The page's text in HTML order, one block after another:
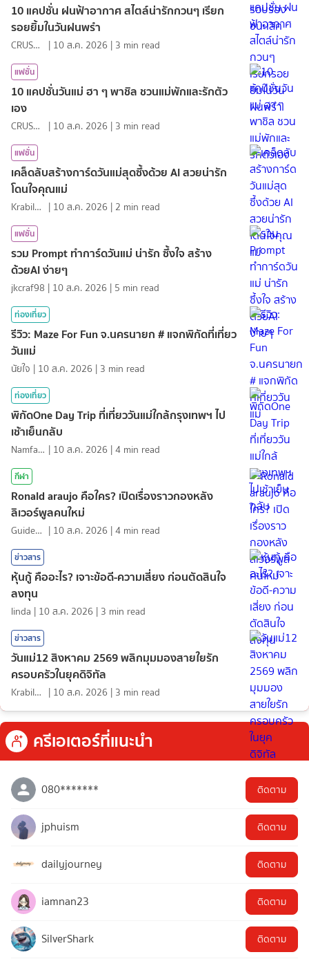
10 แคปชั่น ฝนฟ้าอากาศ สไตล์น่ารักกวนๆ เรียก
รอยยิ้มในวันฝนพรำ
CRUSHที่แปลว่าแอบชอบ | 10 ส.ค. 2026 | 3 min read
แฟชั่น
10 แคปชั่นวันแม่ ฮา ๆ พาชิล ชวนแม่พักและรักตัว
เอง
CRUSHที่แปลว่าแอบชอบ | 10 ส.ค. 2026 | 3 min read
แฟชั่น
เคล็ดลับสร้างการ์ดวันแม่สุดซึ้งด้วย AI สวยน่ารัก
โดนใจคุณแม่
KrabiInsight | 10 ส.ค. 2026 | 2 min read
แฟชั่น
รวม Prompt ทำการ์ดวันแม่ น่ารัก ซึ้งใจ สร้าง
ด้วยAI ง่ายๆ
jkcraf98 | 10 ส.ค. 2026 | 5 min read
ท่องเที่ยว
รีวิว: Maze For Fun จ.นครนายก # แจกพิกัดที่เที่ยว
วันแม่
นัยใจ | 10 ส.ค. 2026 | 3 min read
ท่องเที่ยว
พิกัดOne Day Trip ที่เที่ยววันแม่ใกล้กรุงเทพฯ ไป
เช้าเย็นกลับ
NamfahPhupha | 10 ส.ค. 2026 |4 min read
กีฬา
Ronald araujo คือใคร? เปิดเรื่องราวกองหลัง
ลิเวอร์พูลคนใหม่
GuideKop | 10 ส.ค. 2026 |4 min read
ข่าวสาร
หุ้นกู้ คืออะไร? เจาะข้อดี-ความเสี่ยง ก่อนตัดสินใจ
ลงทุน
linda | 10 ส.ค. 2026 | 3 min read
ข่าวสาร
วันแม่12 สิงหาคม 2569 พลิกมุมมองสายใยรัก
ครอบครัวในยุคดิจิทัล
KrabiInsight | 10 ส.ค. 2026 | 3 min read
ครีเอเตอร์ที่แนะนำ
080******* ติดตาม
jphuism ติดตาม
dailyjourney ติดตาม
iamnan23 ติดตาม
SilverShark ติดตาม